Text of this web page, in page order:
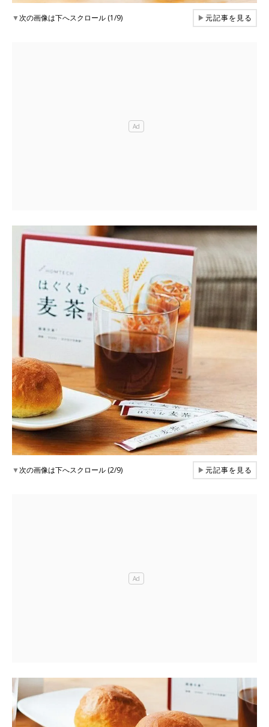
▼次の画像は下へスクロール (1/9) ▶元記事を見る
▼次の画像は下へスクロール (2/9) ▶元記事を見る